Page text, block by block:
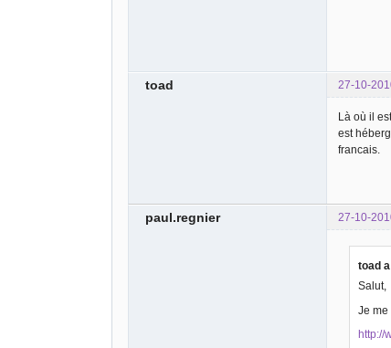
toad 27-10-
Là où il
est
francais.
paul.regnier 27-10-
toad
Salut,
Je me
http://